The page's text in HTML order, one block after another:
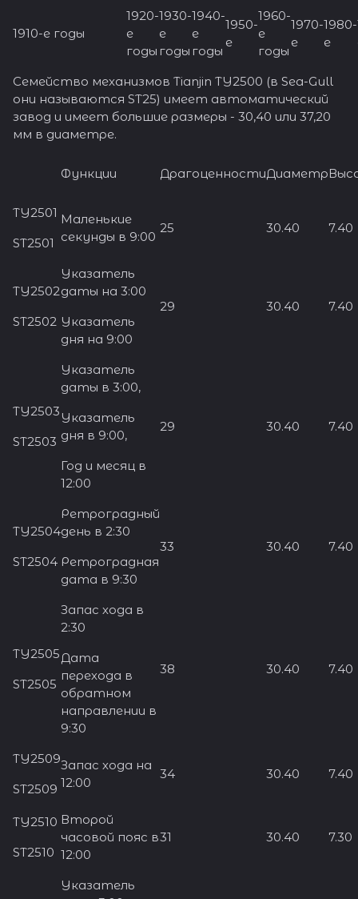
1910-е годы
1920-
е
годы
1930-
е
годы
1940-
е
годы
1950-
е
1960-
е
годы
1970-
е
1980-
е
Семейство механизмов Tianjin TY2500 (в Sea-Gull
они называются ST25) имеет автоматический
завод и имеет большие размеры - 30,40 или 37,20
мм в диаметре.
Функции ДрагоценностиДиаметр
TY2501
ST2501
Маленькие
секунды в 9:00
25 30.40 7.40
TY2502
ST2502
Указатель
даты на 3:00
Указатель
дня на 9:00
29 30.40 7.40
TY2503
ST2503
Указатель
даты в 3:00,
Указатель
дня в 9:00,
Год и месяц в
12:00
29 30.40 7.40
TY2504
ST2504
Ретроградный
день в 2:30
Ретроградная
дата в 9:30
33 30.40 7.40
TY2505
ST2505
Запас хода в
2:30
Дата
перехода в
обратном
направлении в
9:30
38 30.40 7.40
TY2509
ST2509
Запас хода на
12:00
34 30.40 7.40
TY2510
ST2510
Второй
часовой пояс в
12:00
31 30.40 7.30
Указатель